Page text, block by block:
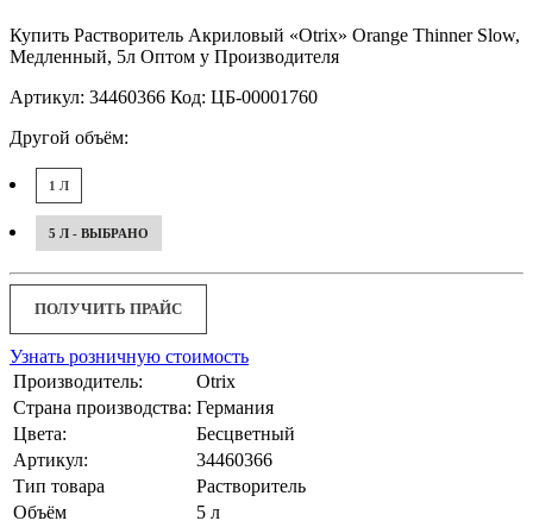
Купить Растворитель Акриловый «Otrix» Orange Thinner Slow,
Медленный, 5л Оптом у Производителя
Артикул: 34460366 Код: ЦБ-00001760
Другой объём:
1 Л
5 Л - ВЫБРАНО
ПОЛУЧИТЬ ПРАЙС
Узнать розничную стоимость
Производитель:
Otrix
Страна производства: Германия
Цвета:
Бесцветный
Артикул:
34460366
Тип товара
Растворитель
Объём
5 л